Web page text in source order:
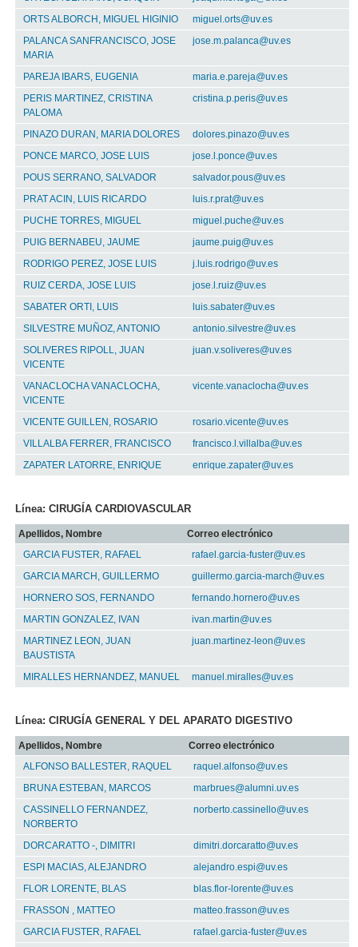
ORTS ALBORCH, MIGUEL HIGINIO
miguel.orts@uv.es
PALANCA SANFRANCISCO, JOSE
MARIA
jose.m.palanca@uv.es
PAREJA IBARS, EUGENIA
maria.e.pareja@uv.es
PERIS MARTINEZ, CRISTINA
PALOMA
cristina.p.peris@uv.es
PINAZO DURAN, MARIA DOLORES
dolores.pinazo@uv.es
PONCE MARCO, JOSE LUIS
jose.l.ponce@uv.es
POUS SERRANO, SALVADOR
salvador.pous@uv.es
PRAT ACIN, LUIS RICARDO
luis.r.prat@uv.es
PUCHE TORRES, MIGUEL
miguel.puche@uv.es
PUIG BERNABEU, JAUME
jaume.puig@uv.es
RODRIGO PEREZ, JOSE LUIS
j.luis.rodrigo@uv.es
RUIZ CERDA, JOSE LUIS
jose.l.ruiz@uv.es
SABATER ORTI, LUIS
luis.sabater@uv.es
SILVESTRE MUÑOZ, ANTONIO
antonio.silvestre@uv.es
SOLIVERES RIPOLL, JUAN
VICENTE
juan.v.soliveres@uv.es
VANACLOCHA VANACLOCHA,
VICENTE
vicente.vanaclocha@uv.es
VICENTE GUILLEN, ROSARIO
rosario.vicente@uv.es
VILLALBA FERRER, FRANCISCO
francisco.l.villalba@uv.es
ZAPATER LATORRE, ENRIQUE
enrique.zapater@uv.es
Línea: CIRUGÍA CARDIOVASCULAR
Apellidos, Nombre
Correo electrónico
GARCIA FUSTER, RAFAEL
rafael.garcia-fuster@uv.es
GARCIA MARCH, GUILLERMO
guillermo.garcia-march@uv.es
HORNERO SOS, FERNANDO
fernando.hornero@uv.es
MARTIN GONZALEZ, IVAN
ivan.martin@uv.es
MARTINEZ LEON, JUAN
BAUSTISTA
juan.martinez-leon@uv.es
MIRALLES HERNANDEZ, MANUEL manuel.miralles@uv.es
Línea: CIRUGÍA GENERAL Y DEL APARATO DIGESTIVO
Apellidos, Nombre
Correo electrónico
ALFONSO BALLESTER, RAQUEL
raquel.alfonso@uv.es
BRUNA ESTEBAN, MARCOS
marbrues@alumni.uv.es
CASSINELLO FERNANDEZ,
NORBERTO
norberto.cassinello@uv.es
DORCARATTO -, DIMITRI
dimitri.dorcaratto@uv.es
ESPI MACIAS, ALEJANDRO
alejandro.espi@uv.es
FLOR LORENTE, BLAS
blas.flor-lorente@uv.es
FRASSON , MATTEO
matteo.frasson@uv.es
GARCIA FUSTER, RAFAEL
rafael.garcia-fuster@uv.es